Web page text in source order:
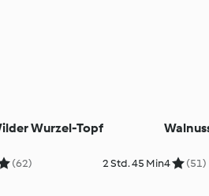
Wurzel-Topf
(62) 2 Std. 45 Min4 (51)